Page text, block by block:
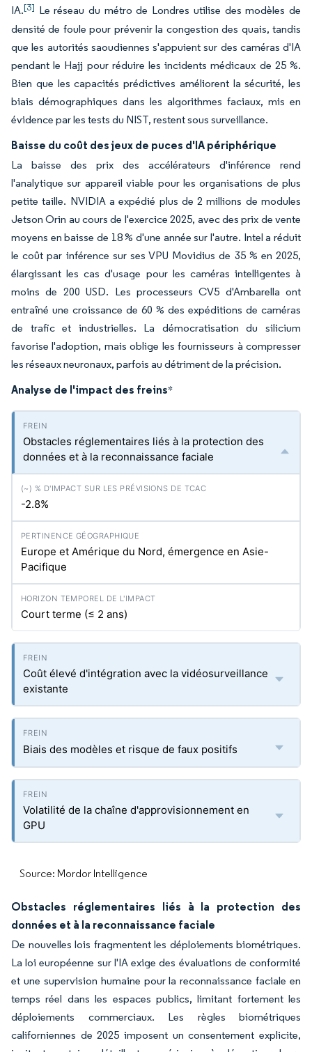
IA.[3] Le réseau du métro de Londres utilise des modèles de
densité de foule pour prévenir la congestion des quais, tandis
que les autorités saoudiennes s'appuient sur des caméras d'IA
pendant le Hajj pour réduire les incidents médicaux de 25 %.
Bien que les capacités prédictives améliorent la sécurité, les
biais démographiques dans les algorithmes faciaux, mis en
évidence par les tests du NIST, restent sous surveillance.
Baisse du coût des jeux de puces d'IA périphérique
La baisse des prix des accélérateurs d'inférence rend
l'analytique sur appareil viable pour les organisations de plus
petite taille. NVIDIA a expédié plus de 2 millions de modules
Jetson Orin au cours de l'exercice 2025, avec des prix de vente
moyens en baisse de 18 % d'une année sur l'autre. Intel a réduit
le coût par inférence sur ses VPU Movidius de 35 % en 2025,
élargissant les cas d'usage pour les caméras intelligentes à
moins de 200 USD. Les processeurs CV5 d'Ambarella ont
entraîné une croissance de 60 % des expéditions de caméras
de trafic et industrielles. La démocratisation du silicium
favorise l'adoption, mais oblige les fournisseurs à compresser
les réseaux neuronaux, parfois au détriment de la précision.
Analyse de l'impact des freins*
Obstacles réglementaires liés à la protection des
données et à la reconnaissance faciale
-2.8%
Europe et Amérique du Nord, émergence en Asie-
Pacifique
Court terme (≤ 2 ans)
Coût élevé d'intégration avec la vidéosurveillance
existante
Biais des modèles et risque de faux positifs
Volatilité de la chaîne d'approvisionnement en
GPU
Source: Mordor Intelligence
Obstacles réglementaires liés à la protection des
données et à la reconnaissance faciale
De nouvelles lois fragmentent les déploiements biométriques.
La loi européenne sur l'IA exige des évaluations de conformité
et une supervision humaine pour la reconnaissance faciale en
temps réel dans les espaces publics, limitant fortement les
déploiements commerciaux. Les règles biométriques
californiennes de 2025 imposent un consentement explicite,